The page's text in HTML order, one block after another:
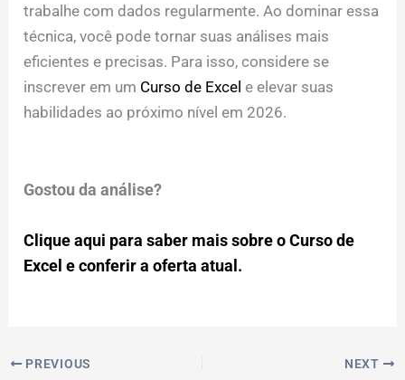
trabalhe com dados regularmente. Ao dominar essa
técnica, você pode tornar suas análises mais
eficientes e precisas. Para isso, considere se
inscrever em um Curso de Excel e elevar suas
habilidades ao próximo nível em 2026.
Gostou da análise?
Clique aqui para saber mais sobre o Curso de
Excel e conferir a oferta atual.
PREVIOUS NEXT